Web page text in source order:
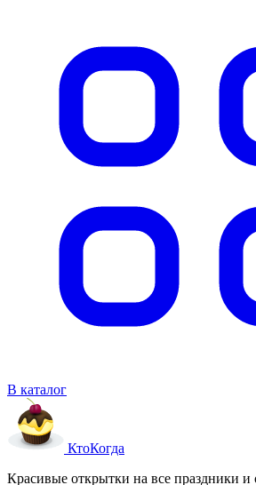
В каталог
КтоКогда
Красивые открытки на все праздники и